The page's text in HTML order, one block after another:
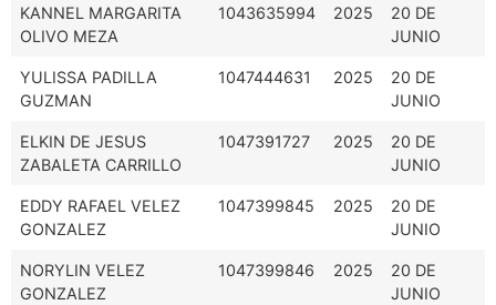
KANNEL MARGARITA
OLIVO MEZA
1043635994 2025
20 DE
JUNIO
YULISSA PADILLA
GUZMAN
1047444631 2025
20 DE
JUNIO
ELKIN DE JESUS
ZABALETA CARRILLO
1047391727 2025
20 DE
JUNIO
EDDY RAFAEL VELEZ
GONZALEZ
1047399845 2025
20 DE
JUNIO
NORYLIN VELEZ
GONZALEZ
1047399846 2025
20 DE
JUNIO